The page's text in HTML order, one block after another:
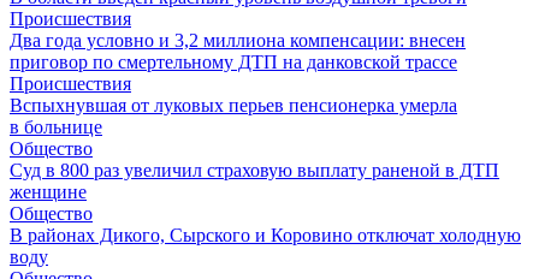
Происшествия
Два года условно и 3,2 миллиона компенсации: внесен
приговор по смертельному ДТП на данковской трассе
Происшествия
Вспыхнувшая от луковых перьев пенсионерка умерла
в больнице
Общество
Суд в 800 раз увеличил страховую выплату раненой в ДТП
женщине
Общество
В районах Дикого, Сырского и Коровино отключат холодную
воду